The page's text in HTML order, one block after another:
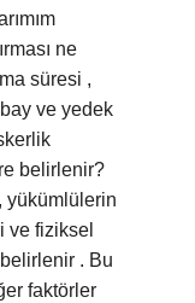
ne
süresi ,
ve yedek
belirlenir?
yükümlülerin
ve fiziksel
. Bu
faktörler